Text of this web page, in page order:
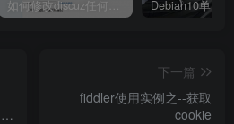
如何修改discuz任何模板的编辑器默认字体类型和默认字体大小
下一篇
fiddler使用实例之--获取
cookie